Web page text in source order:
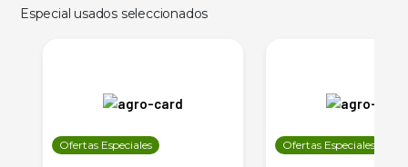
Especial usados seleccionados
Ofertas Especiales Ofertas Especiales